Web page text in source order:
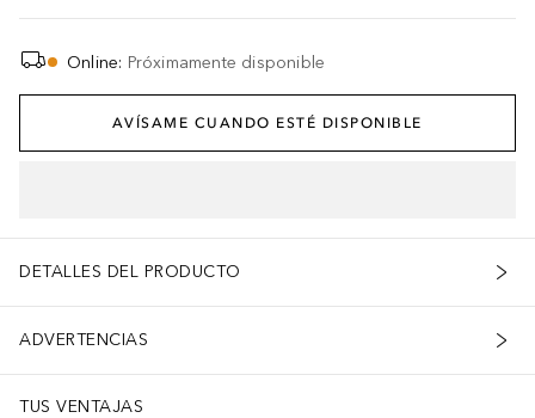
Online: Próximamente disponible
AVÍSAME CUANDO ESTÉ DISPONIBLE
DETALLES DEL PRODUCTO
ADVERTENCIAS
TUS VENTAJAS